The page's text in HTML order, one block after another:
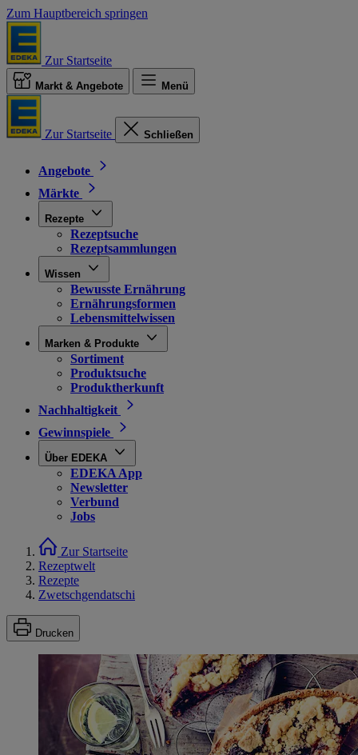
Zum Hauptbereich springen
Zur Startseite
Markt & Angebote Menü
Zur Startseite Schließen
Angebote
Märkte
Rezepte
Rezeptsuche
Rezeptsammlungen
Wissen
Bewusste Ernährung
Ernährungsformen
Lebensmittelwissen
Marken & Produkte
Sortiment
Produktsuche
Produktherkunft
Nachhaltigkeit
Gewinnspiele
Über EDEKA
EDEKA App
Newsletter
Verbund
Jobs
Zur Startseite
Rezeptwelt
Rezepte
Zwetschgendatschi
Drucken